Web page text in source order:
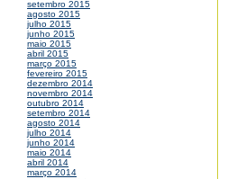
setembro 2015
agosto 2015
julho 2015
junho 2015
maio 2015
abril 2015
março 2015
fevereiro 2015
dezembro 2014
novembro 2014
outubro 2014
setembro 2014
agosto 2014
julho 2014
junho 2014
maio 2014
abril 2014
março 2014